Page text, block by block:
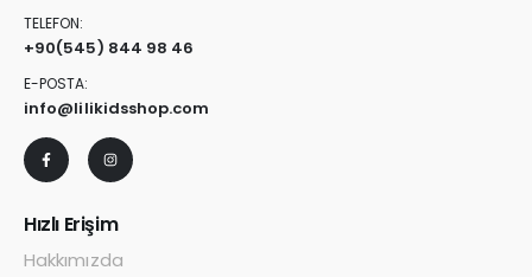
TELEFON:
+90(545) 844 98 46
E-POSTA:
info@lilikidsshop.com
Hızlı Erişim
Hakkımızda